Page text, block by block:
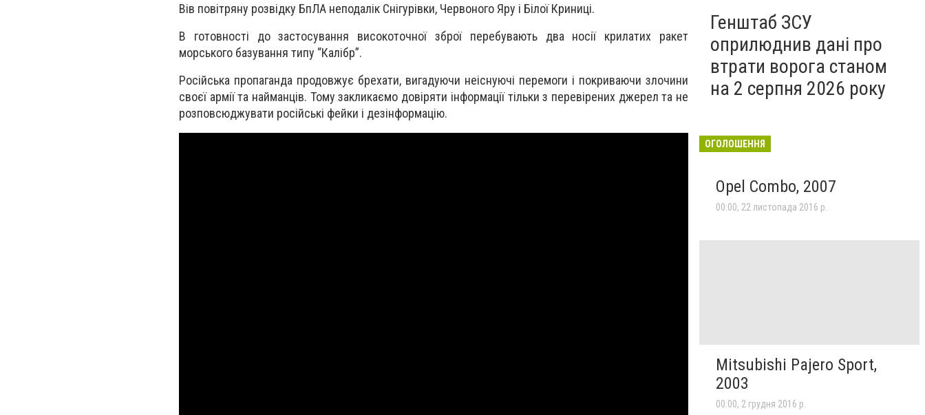
Вів повітряну розвідку БпЛА неподалік Снігурівки, Червоного Яру і Білої Криниці.
В готовності до застосування високоточної зброї перебувають два носії крилатих ракет
морського базування типу “Калібр”.
Російська пропаганда продовжує брехати, вигадуючи неіснуючі перемоги і покриваючи злочини
своєї армії та найманців. Тому закликаємо довіряти інформації тільки з перевірених джерел та не
розповсюджувати російські фейки і дезінформацію.
Генштаб ЗСУ
оприлюднив дані про
втрати ворога станом
на 2 серпня 2026 року
ОГОЛОШЕННЯ
Opel Combo, 2007
00:00, 22 листопада 2016 р.
Mitsubishi Pajero Sport,
2003
00:00, 2 грудня 2016 р.